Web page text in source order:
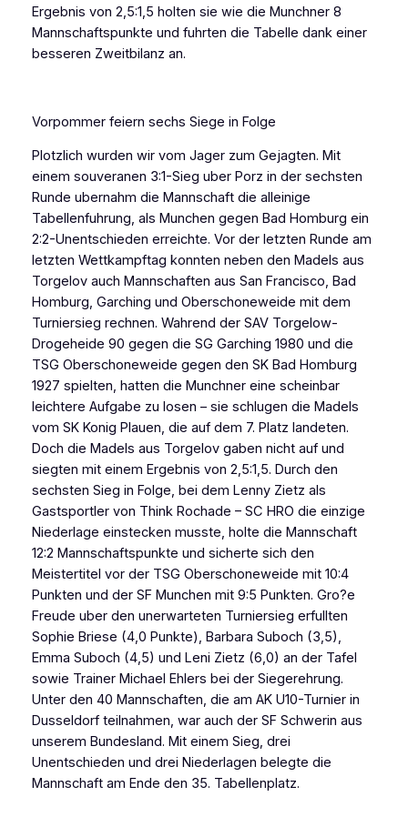
Ergebnis von 2,5:1,5 holten sie wie die Munchner 8
Mannschaftspunkte und fuhrten die Tabelle dank einer
besseren Zweitbilanz an.
Vorpommer feiern sechs Siege in Folge
Plotzlich wurden wir vom Jager zum Gejagten. Mit
einem souveranen 3:1-Sieg uber Porz in der sechsten
Runde ubernahm die Mannschaft die alleinige
Tabellenfuhrung, als Munchen gegen Bad Homburg ein
2:2-Unentschieden erreichte. Vor der letzten Runde am
letzten Wettkampftag konnten neben den Madels aus
Torgelov auch Mannschaften aus San Francisco, Bad
Homburg, Garching und Oberschoneweide mit dem
Turniersieg rechnen. Wahrend der SAV Torgelow-
Drogeheide 90 gegen die SG Garching 1980 und die
TSG Oberschoneweide gegen den SK Bad Homburg
1927 spielten, hatten die Munchner eine scheinbar
leichtere Aufgabe zu losen – sie schlugen die Madels
vom SK Konig Plauen, die auf dem 7. Platz landeten.
Doch die Madels aus Torgelov gaben nicht auf und
siegten mit einem Ergebnis von 2,5:1,5. Durch den
sechsten Sieg in Folge, bei dem Lenny Zietz als
Gastsportler von Think Rochade – SC HRO die einzige
Niederlage einstecken musste, holte die Mannschaft
12:2 Mannschaftspunkte und sicherte sich den
Meistertitel vor der TSG Oberschoneweide mit 10:4
Punkten und der SF Munchen mit 9:5 Punkten. Gro?e
Freude uber den unerwarteten Turniersieg erfullten
Sophie Briese (4,0 Punkte), Barbara Suboch (3,5),
Emma Suboch (4,5) und Leni Zietz (6,0) an der Tafel
sowie Trainer Michael Ehlers bei der Siegerehrung.
Unter den 40 Mannschaften, die am AK U10-Turnier in
Dusseldorf teilnahmen, war auch der SF Schwerin aus
unserem Bundesland. Mit einem Sieg, drei
Unentschieden und drei Niederlagen belegte die
Mannschaft am Ende den 35. Tabellenplatz.